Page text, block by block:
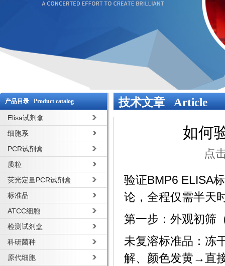
产品目录 Product catalog
Elisa试剂盒
细胞系
PCR试剂盒
质粒
荧光定量PCR试剂盒
标准品
ATCC细胞
检测试剂盒
科研菌种
原代细胞
技术文章 Article
如何
点
验证BMP6 ELISA
论，全程仅需半天
第一步：外观初筛
未复溶标准品：冻
解、颜色发黄→直